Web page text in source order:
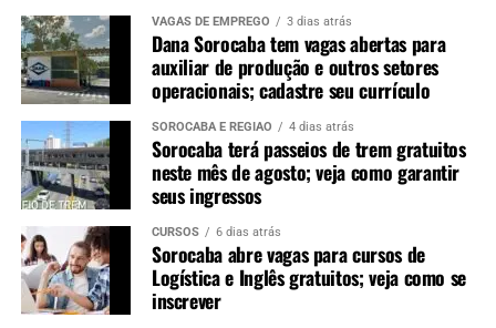
VAGAS DE EMPREGO 3 dias atrás
Dana Sorocaba tem vagas abertas para
auxiliar de produção e outros setores
operacionais; cadastre seu currículo
SOROCABA E REGIÃO 4 dias atrás
Sorocaba terá passeios de trem gratuitos
neste mês de agosto; veja como garantir
seus ingressos
CURSOS 6 dias atrás
Sorocaba abre vagas para cursos de
Logística e Inglês gratuitos; veja como se
inscrever